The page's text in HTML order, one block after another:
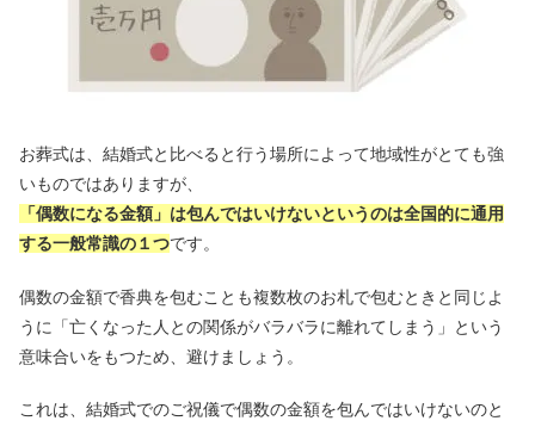
お葬式は、結婚式と比べると行う場所によって地域性がとても強
いものではありますが、
「偶数になる金額」は包んではいけないというのは全国的に通用
する一般常識の１つです。
偶数の金額で香典を包むことも複数枚のお札で包むときと同じよ
うに「亡くなった人との関係がバラバラに離れてしまう」という
意味合いをもつため、避けましょう。
これは、結婚式でのご祝儀で偶数の金額を包んではいけないのと